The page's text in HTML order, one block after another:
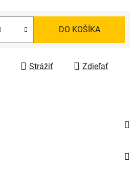
DO KOŠÍKA
Strážiť Zdieľať